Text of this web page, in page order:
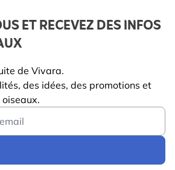
ET RECEVEZ DES INFOS
de Vivara.
des idées, des promotions et